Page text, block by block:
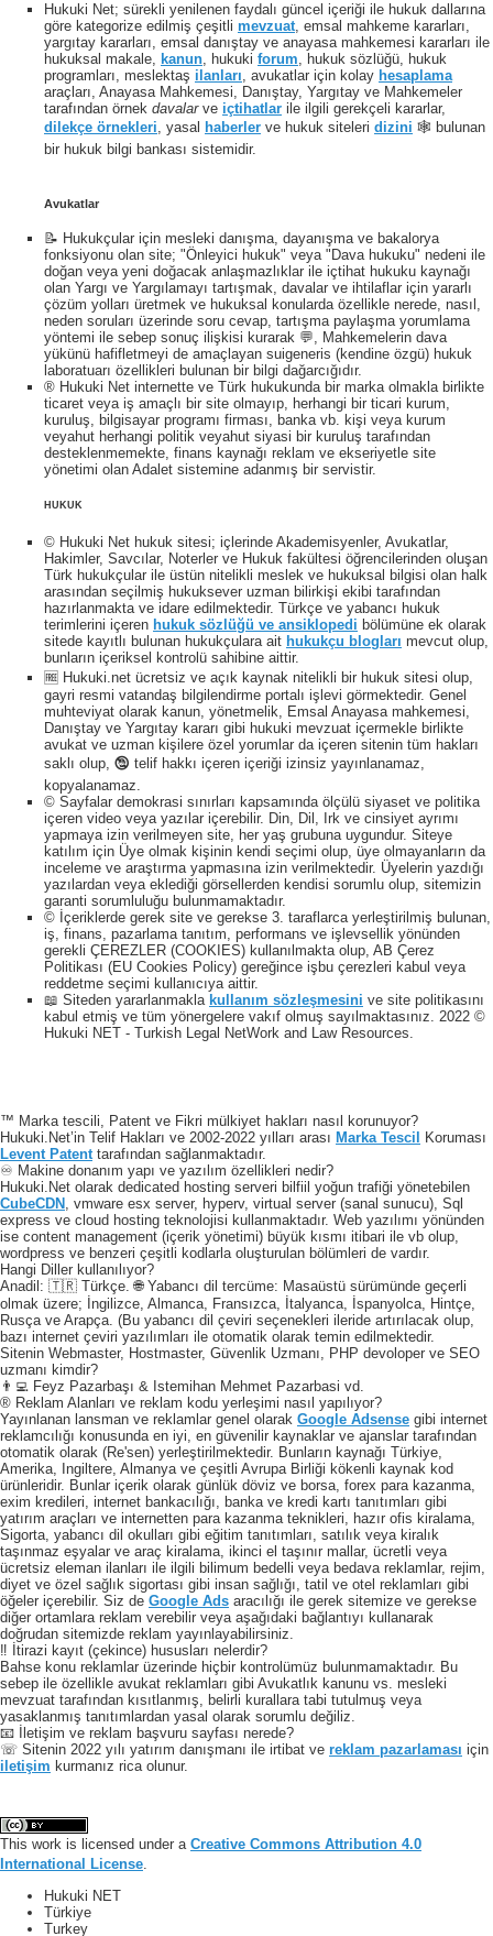
Hukuki Net; sürekli yenilenen faydalı güncel içeriği ile hukuk dallarına
göre kategorize edilmiş çeşitli mevzuat, emsal mahkeme kararları,
yargıtay kararları, emsal danıştay ve anayasa mahkemesi kararları ile
hukuksal makale, kanun, hukuki forum, hukuk sözlüğü, hukuk
programları, meslektaş ilanları, avukatlar için kolay hesaplama
araçları, Anayasa Mahkemesi, Danıştay, Yargıtay ve Mahkemeler
tarafından örnek davalarve içtihatlar ile ilgili gerekçeli kararlar,
dilekçe örnekleri, yasal haberler ve hukuk siteleri dizini 🕸 bulunan
bir hukuk bilgi bankası sistemidir.
Avukatlar
📝 Hukukçular için mesleki danışma, dayanışma ve bakalorya
fonksiyonu olan site; "Önleyici hukuk" veya "Dava hukuku" nedeni ile
doğan veya yeni doğacak anlaşmazlıklar ile içtihat hukuku kaynağı
olan Yargı ve Yargılamayı tartışmak, davalar ve ihtilaflar için yararlı
çözüm yolları üretmek ve hukuksal konularda özellikle nerede, nasıl,
neden soruları üzerinde soru cevap, tartışma paylaşma yorumlama
yöntemi ile sebep sonuç ilişkisi kurarak 💬, Mahkemelerin dava
yükünü hafifletmeyi de amaçlayan suigeneris (kendine özgü) hukuk
laboratuarı özellikleri bulunan bir bilgi dağarcığıdır.
® Hukuki Net internette ve Türk hukukunda bir marka olmakla birlikte
ticaret veya iş amaçlı bir site olmayıp, herhangi bir ticari kurum,
kuruluş, bilgisayar programı firması, banka vb. kişi veya kurum
veyahut herhangi politik veyahut siyasi bir kuruluş tarafından
desteklenmemekte, finans kaynağı reklam ve ekseriyetle site
yönetimi olan Adalet sistemine adanmış bir servistir.
HUKUK
© Hukuki Net hukuk sitesi; içlerinde Akademisyenler, Avukatlar,
Hakimler, Savcılar, Noterler ve Hukuk fakültesi öğrencilerinden oluşan
Türk hukukçular ile üstün nitelikli meslek ve hukuksal bilgisi olan halk
arasından seçilmiş hukuksever uzman bilirkişi ekibi tarafından
hazırlanmakta ve idare edilmektedir. Türkçe ve yabancı hukuk
terimlerini içeren hukuk sözlüğü ve ansiklopedi bölümüne ek olarak
sitede kayıtlı bulunan hukukçulara ait hukukçu blogları mevcut olup,
bunların içeriksel kontrolü sahibine aittir.
🆓 Hukuki.net ücretsiz ve açık kaynak nitelikli bir hukuk sitesi olup,
gayri resmi vatandaş bilgilendirme portalı işlevi görmektedir. Genel
muhteviyat olarak kanun, yönetmelik, Emsal Anayasa mahkemesi,
Danıştay ve Yargıtay kararı gibi hukuki mevzuat içermekle birlikte
avukat ve uzman kişilere özel yorumlar da içeren sitenin tüm hakları
saklı olup, 🕲 telif hakkı içeren içeriği izinsiz yayınlanamaz,
kopyalanamaz.
© Sayfalar demokrasi sınırları kapsamında ölçülü siyaset ve politika
içeren video veya yazılar içerebilir. Din, Dil, Irk ve cinsiyet ayrımı
yapmaya izin verilmeyen site, her yaş grubuna uygundur. Siteye
katılım için Üye olmak kişinin kendi seçimi olup, üye olmayanların da
inceleme ve araştırma yapmasına izin verilmektedir. Üyelerin yazdığı
yazılardan veya eklediği görsellerden kendisi sorumlu olup, sitemizin
garanti sorumluluğu bulunmamaktadır.
© İçeriklerde gerek site ve gerekse 3. taraflarca yerleştirilmiş bulunan,
iş, finans, pazarlama tanıtım, performans ve işlevsellik yönünden
gerekli ÇEREZLER (COOKIES) kullanılmakta olup, AB Çerez
Politikası (EU Cookies Policy) gereğince işbu çerezleri kabul veya
reddetme seçimi kullanıcıya aittir.
📖 Siteden yararlanmakla kullanım sözleşmesini ve site politikasını
kabul etmiş ve tüm yönergelere vakıf olmuş sayılmaktasınız. 2022 ©
Hukuki NET - Turkish Legal NetWork and Law Resources.
™ Marka tescili, Patent ve Fikri mülkiyet hakları nasıl korunuyor?
Hukuki.Net’in Telif Hakları ve 2002-2022 yılları arası Marka Tescil Koruması
Levent Patent tarafından sağlanmaktadır.
♾️ Makine donanım yapı ve yazılım özellikleri nedir?
Hukuki.Net olarak dedicated hosting serveri bilfiil yoğun trafiği yönetebilen
CubeCDN , vmware esx server, hyperv, virtual server (sanal sunucu), Sql
express ve cloud hosting teknolojisi kullanmaktadır. Web yazılımı yönünden
ise content management (içerik yönetimi) büyük kısmı itibari ile vb olup,
wordpress ve benzeri çeşitli kodlarla oluşturulan bölümleri de vardır.
Hangi Diller kullanılıyor?
Anadil: 🇹🇷 Türkçe. 🌐 Yabancı dil tercüme: Masaüstü sürümünde geçerli
olmak üzere; İngilizce, Almanca, Fransızca, İtalyanca, İspanyolca, Hintçe,
Rusça ve Arapça. (Bu yabancı dil çeviri seçenekleri ileride artırılacak olup,
bazı internet çeviri yazılımları ile otomatik olarak temin edilmektedir.
Sitenin Webmaster, Hostmaster, Güvenlik Uzmanı, PHP devoloper ve SEO
uzmanı kimdir?
👨‍💻 Feyz Pazarbaşı & Istemihan Mehmet Pazarbasi vd.
® Reklam Alanları ve reklam kodu yerleşimi nasıl yapılıyor?
Yayınlanan lansman ve reklamlar genel olarak Google Adsense gibi internet
reklamcılığı konusunda en iyi, en güvenilir kaynaklar ve ajanslar tarafından
otomatik olarak (Re'sen) yerleştirilmektedir. Bunların kaynağı Türkiye,
Amerika, Ingiltere, Almanya ve çeşitli Avrupa Birliği kökenli kaynak kod
ürünleridir. Bunlar içerik olarak günlük döviz ve borsa, forex para kazanma,
exim kredileri, internet bankacılığı, banka ve kredi kartı tanıtımları gibi
yatırım araçları ve internetten para kazanma teknikleri, hazır ofis kiralama,
Sigorta, yabancı dil okulları gibi eğitim tanıtımları, satılık veya kiralık
taşınmaz eşyalar ve araç kiralama, ikinci el taşınır mallar, ücretli veya
ücretsiz eleman ilanları ile ilgili bilimum bedelli veya bedava reklamlar, rejim,
diyet ve özel sağlık sigortası gibi insan sağlığı, tatil ve otel reklamları gibi
öğeler içerebilir. Siz de Google Ads aracılığı ile gerek sitemize ve gerekse
diğer ortamlara reklam verebilir veya aşağıdaki bağlantıyı kullanarak
doğrudan sitemizde reklam yayınlayabilirsiniz.
‼️ İtirazi kayıt (çekince) hususları nelerdir?
Bahse konu reklamlar üzerinde hiçbir kontrolümüz bulunmamaktadır. Bu
sebep ile özellikle avukat reklamları gibi Avukatlık kanunu vs. mesleki
mevzuat tarafından kısıtlanmış, belirli kurallara tabi tutulmuş veya
yasaklanmış tanıtımlardan yasal olarak sorumlu değiliz.
📧 İletişim ve reklam başvuru sayfası nerede?
☏ Sitenin 2022 yılı yatırım danışmanı ile irtibat ve reklam pazarlaması için
iletişim kurmanız rica olunur.
This work is licensed under a Creative Commons Attribution 4.0
International License
Hukuki NET
Türkiye
Turkey